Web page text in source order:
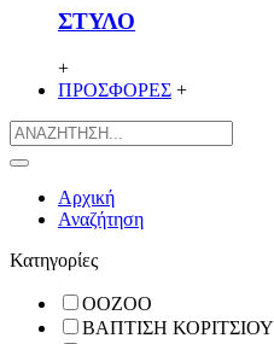
ΣΤΥΛΟ
+
ΠΡΟΣΦΟΡΕΣ +
Αρχική
Αναζήτηση
Κατηγορίες
OOZOO
ΒΑΠΤΙΣΗ ΚΟΡΙΤΣΙΟΥ